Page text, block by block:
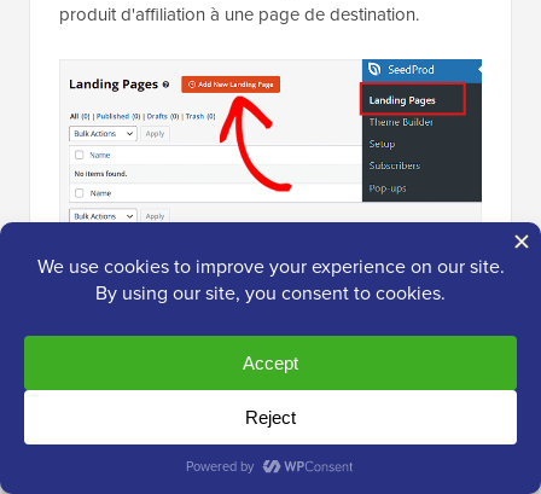
produit d'affiliation à une page de destination.
Vous serez maintenant dirigé vers l'écran « Choisir un
nouveau modèle de page ».
À partir d'ici, vous pouvez choisir parmi tous les
modèles prédéfinisproposés par SeedProd.
Après avoir fait votre choix, il vous sera demandé